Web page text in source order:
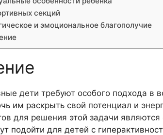
секций
и эмоциональное благополучие
дети требуют особого подхода в
им раскрыть свой потенциал и
для решения этой задачи
подойти для детей с